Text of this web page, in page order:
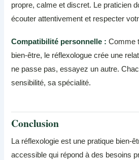
propre, calme et discret. Le praticien
écouter attentivement et respecter
Compatibilité personnelle : Comme
bien-être, le réflexologue crée une
ne passe pas, essayez un autre.
sensibilité, sa spécialité.
Conclusion
La réflexologie est une pratique bien-
accessible qui répond à des besoins